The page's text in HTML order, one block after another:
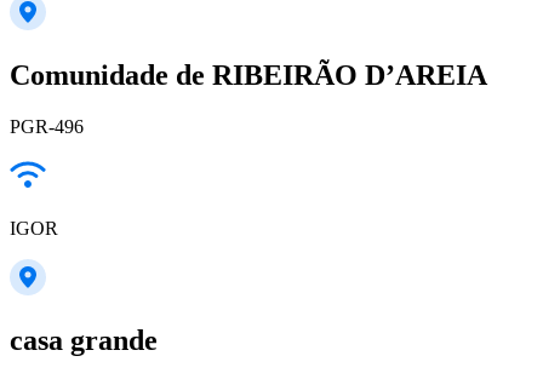
Comunidade de RIBEIRÃO D’AREIA
PGR-496
IGOR
casa grande